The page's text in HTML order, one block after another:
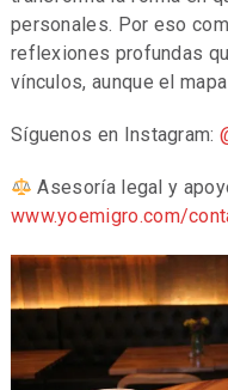
personales. Por eso
reflexiones profundas
vínculos, aunque el
Síguenos en Instagram:
Asesoría legal y
www.yoemigro.com/